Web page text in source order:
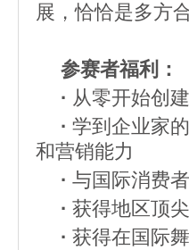
展，恰恰是多方
参赛者福利：
· 从零开始创
· 学到企业家
和营销能力
· 与国际消费
· 获得地区顶
· 获得在国际